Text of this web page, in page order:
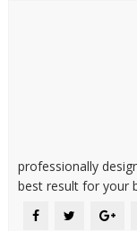
professionally
best result for your